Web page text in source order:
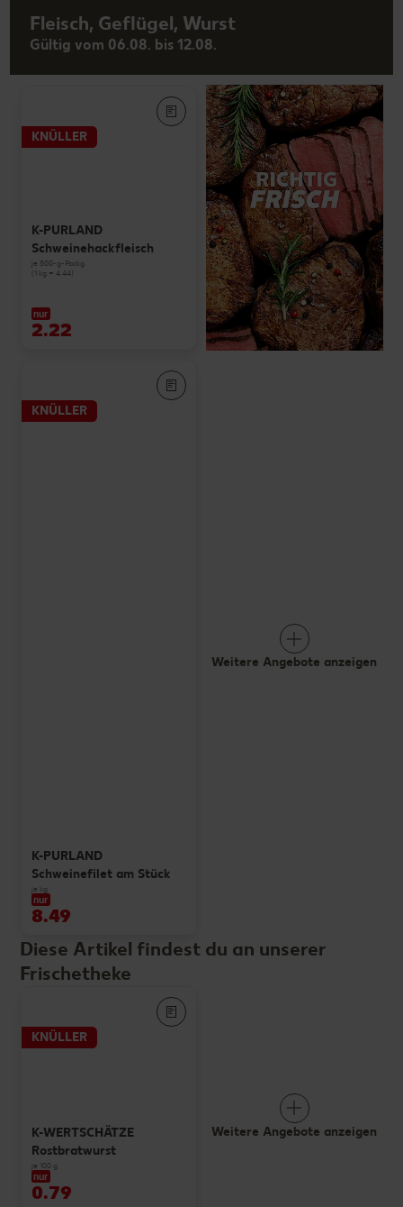
Fleisch, Geflügel, Wurst
Gültig vom 06.08. bis 12.08.
KNÜLLER
K-PURLAND
Schweinehackfleisch
je 500-g-Packg.
(1 kg = 4.44)
nur
2.22
KNÜLLER
K-PURLAND
Schweinefilet am Stück
je kg
nur
8.49
Weitere Angebote anzeigen
Diese Artikel findest du an unserer
Frischetheke
KNÜLLER
K-WERTSCHÄTZE
Rostbratwurst
je 100 g
nur
0.79
Weitere Angebote anzeigen